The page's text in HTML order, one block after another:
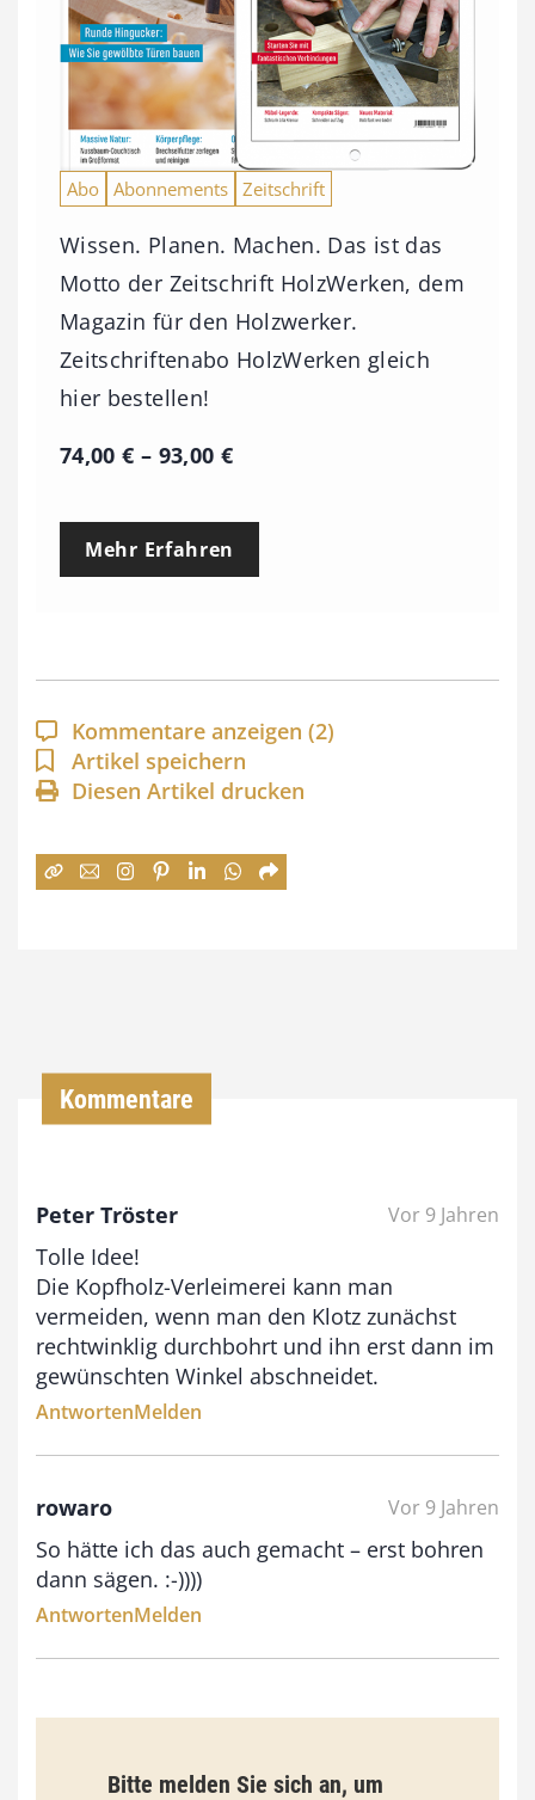
Abo Abonnements Zeitschrift
Wissen. Planen. Machen. Das ist das
Motto der Zeitschrift HolzWerken, dem
Magazin für den Holzwerker.
Zeitschriftenabo HolzWerken gleich
hier bestellen!
74,00€ – 93,00 €P
e
p
a
n
n
:
9
3
,
Mehr Erfahren
Kommentare anzeigen (2)
Artikel speichern
Diesen Artikel drucken
Kommentare
Peter Tröster Vor 9 Jahren
Tolle Idee!
Die Kopfholz-Verleimerei kann man
vermeiden, wenn man den Klotz zunächst
rechtwinklig durchbohrt und ihn erst dann im
gewünschten Winkel abschneidet.
AntwortenMelden
rowaro Vor 9 Jahren
So hätte ich das auch gemacht – erst bohren
dann sägen. :-))))
AntwortenMelden
Bitte melden Sie sich an, um